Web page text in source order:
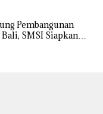
Pembangunan
SMSI Siapkan